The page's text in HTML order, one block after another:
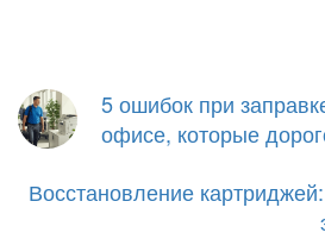
5 ошибок при
офисе, которые
Восстановление